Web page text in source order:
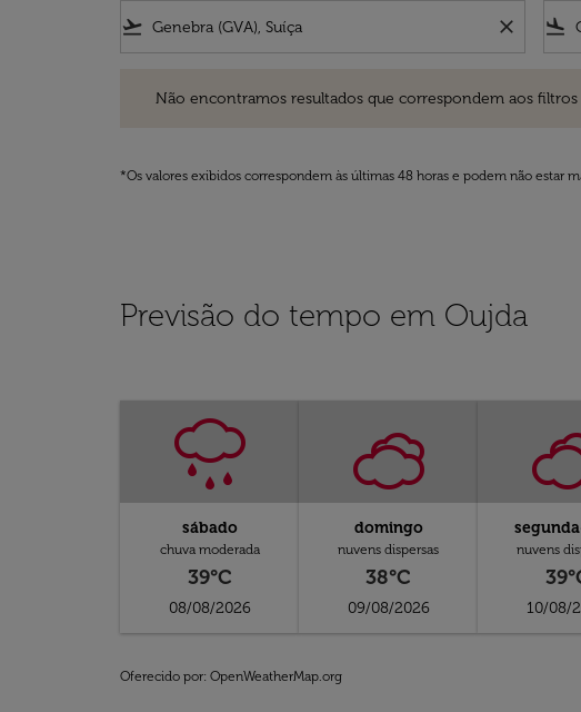
flight_takeoff close flight_land
Não encontramos resultados que correspondem aos
*Os valores exibidos correspondem às últimas 48 horas e podem não estar
Previsão do tempo em Oujda
sábado
chuva moderada
39°C
08/08/2026
domingo
nuvens dispersas
38°C
09/08/2026
nuvens
10/08/
Oferecido por: OpenWeatherMap.org